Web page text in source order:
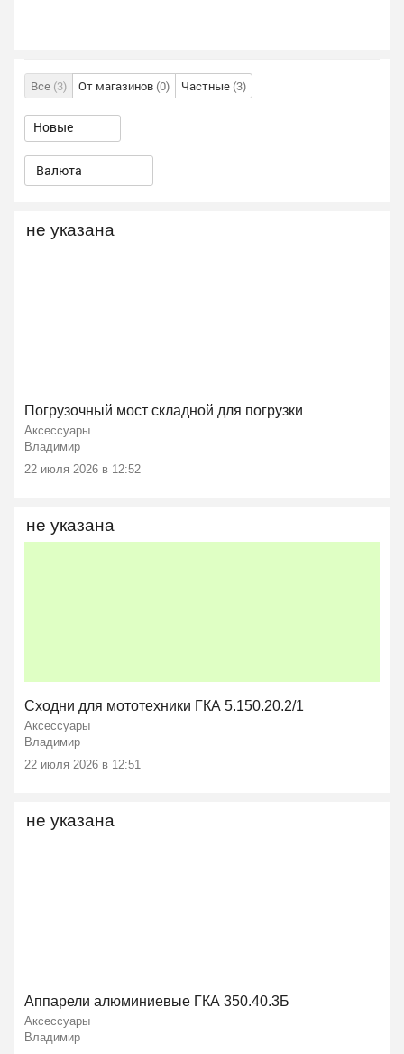
Все (3) От магазинов (0) Частные (3)
Валюта
Погрузочный мост складной для погрузки
Аксессуары
Владимир
22 июля 2026 в 12:52
не указана
Сходни для мототехники ГКА 5.150.20.2/1
Аксессуары
Владимир
22 июля 2026 в 12:51
не указана
Аппарели алюминиевые ГКА 350.40.3Б
Аксессуары
Владимир
не указана